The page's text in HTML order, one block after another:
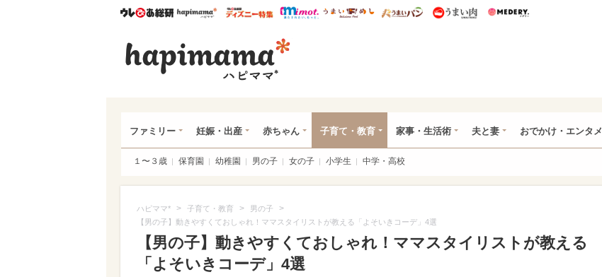
ウレぴあ総研ハピママ* ウレぴあ総研 ディズニー特集
mimot. うまいめし うまいパン うまい肉
ファミリー 妊娠・出産 赤ちゃん 子育て・教育 家事・生活術 夫と妻 おでかけ・エンタメ
１〜３歳 保育園 幼稚園 男の子 女の子 小学生 中学・高校
ハピママ* > 子育て・教育 > 男の子 >
【男の子】動きやすくておしゃれ！ママスタイリストが教える「よそいきコーデ」4選
【男の子】動きやすくておしゃれ！ママスタイリストが教える
「よそいきコーデ」4選